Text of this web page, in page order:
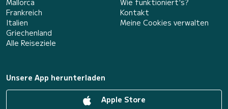
Frankreich
Italien
Griechenland
Alle Reiseziele
Kontakt
Meine Cookies verwalten
Unsere App herunterladen
Apple Store